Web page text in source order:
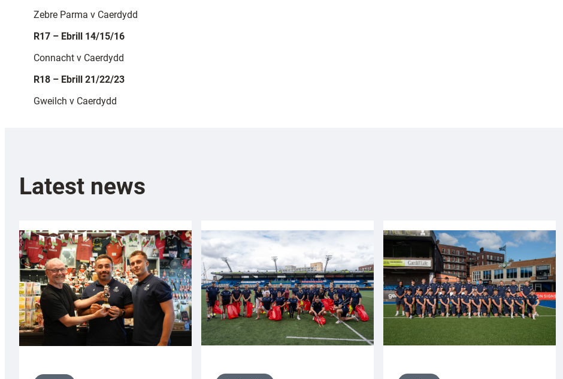
Zebre Parma v Caerdydd
R17 – Ebrill 14/15/16
Connacht v Caerdydd
R18 – Ebrill 21/22/23
Gweilch v Caerdydd
Latest news